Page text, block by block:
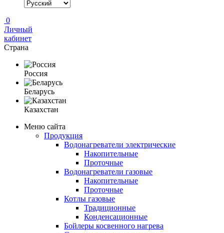
0
Личный
кабинет
Страна
Россия
Беларусь
Казахстан
Меню сайта
Продукция
Водонагреватели электрические
Накопительные
Проточные
Водонагреватели газовые
Накопительные
Проточные
Котлы газовые
Традиционные
Конденсационные
Бойлеры косвенного нагрева